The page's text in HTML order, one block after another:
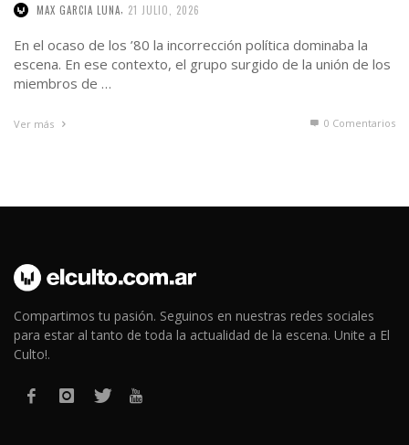
MAX GARCIA LUNA 21 JULIO, 2026
En el ocaso de los ’80 la incorrección política dominaba la
escena. En ese contexto, el grupo surgido de la unión de los
miembros de …
Ver más 0 Comentarios
Compartimos tu pasión. Seguinos en nuestras redes sociales
para estar al tanto de toda la actualidad de la escena. Unite a El
Culto!.